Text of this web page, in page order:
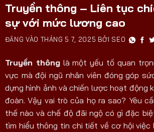
Truyền thông – Liên tục
sự với mức lương cao
ĐĂNG VÀO THÁNG 5 7, 2025 BỞI SEO
Truyền thônglà một yếu tố quan
vực mà đội ngũ nhân viên đóng góp
dựng hình ảnh và chiến lược hoạt động
đoàn. Vậy vai trò của họ ra sao? Yêu
thế nào và chế độ đãi ngộ có gì đặc
tìm hiểu thông tin chi tiết về cơ hội việc